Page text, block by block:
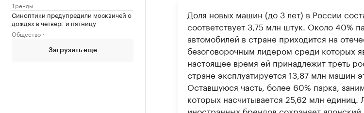
Тренды
Синоптики предупредили москвичей о
дождях в четверг и пятницу
Общество
Загрузить еще
Доля новых машин (до 3 лет) в России
соответствует 3,75 млн штук. Около 40%
автомобилей в стране приходится на
безоговорочным лидером среди которых
настоящее время ей принадлежит треть
стране эксплуатируется 13,87 млн машин
Оставшуюся часть, более 60% парка,
которых насчитывается 25,62 млн единиц.